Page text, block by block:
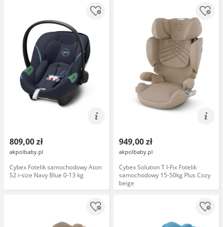
809,00 zł
akpolbaby.pl
Cybex Fotelik samochodowy Aton
S2 i-size Navy Blue 0-13 kg
949,00 zł
akpolbaby.pl
Cybex Solution T I-Fix Fotelik
samochodowy 15-50kg Plus Cozy
beige